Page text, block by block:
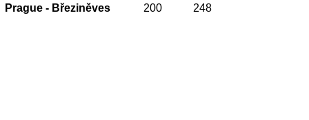
Prague - Březiněves
200 248